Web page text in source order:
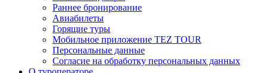
Раннее бронирование
Авиабилеты
Горящие туры
Мобильное приложение TEZ TOUR
Персональные данные
Согласие на обработку персональных данных